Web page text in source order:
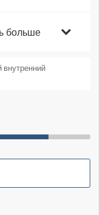
больше